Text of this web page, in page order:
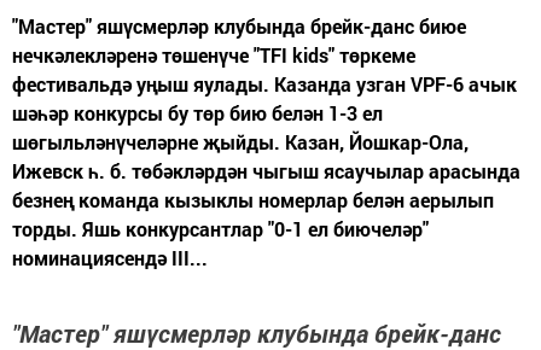
"Мастер" яшүсмерләр клубында брейк-данс биюе
нечкәлекләренә төшенүче "TFI kids" төркеме
фестивальдә уңыш яулады. Казанда узган VPF-6 ачык
шәһәр конкурсы бу төр бию белән 1-3 ел
шөгыльләнүчеләрне җыйды. Казан, Йошкар-Ола,
Ижевск һ. б. төбәкләрдән чыгыш ясаучылар арасында
безнең команда кызыклы номерлар белән аерылып
торды. Яшь конкурсантлар "0-1 ел биючеләр"
номинациясендә III...
"Мастер" яшүсмерләр клубында брейк-данс